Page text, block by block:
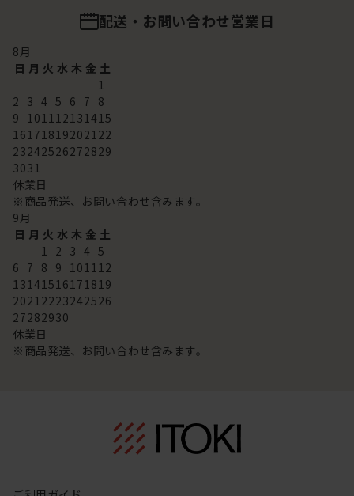
配送・お問い合わせ営業日
8月
日 月 火 水 木 金 土
1
2 3 4 5 6 7 8
9 101112131415
16171819202122
23242526272829
3031
休業日
※商品発送、お問い合わせ含みます。
9月
日 月 火 水 木 金 土
1 2 3 4 5
6 7 8 9 101112
13141516171819
20212223242526
27282930
休業日
※商品発送、お問い合わせ含みます。